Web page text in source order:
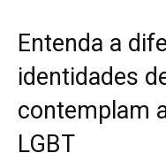
Entenda a
identidades
contemplam
LGBT